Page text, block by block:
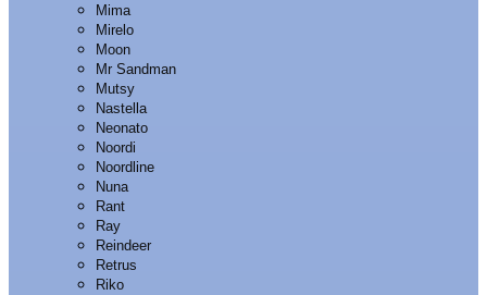
Mima
Mirelo
Moon
Mr Sandman
Mutsy
Nastella
Neonato
Noordi
Noordline
Nuna
Rant
Ray
Reindeer
Retrus
Riko